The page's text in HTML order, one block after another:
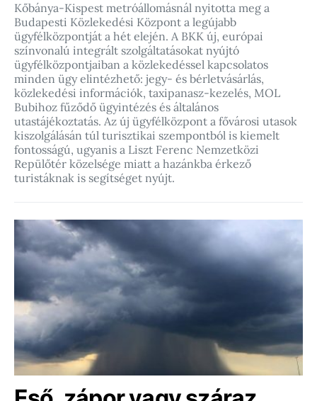
Kőbánya-Kispest metróállomásnál nyitotta meg a
Budapesti Közlekedési Központ a legújabb
ügyfélközpontját a hét elején. A BKK új, európai
színvonalú integrált szolgáltatásokat nyújtó
ügyfélközpontjaiban a közlekedéssel kapcsolatos
minden ügy elintézhető: jegy- és bérletvásárlás,
közlekedési információk, taxipanasz-kezelés, MOL
Bubihoz fűződő ügyintézés és általános
utastájékoztatás. Az új ügyfélközpont a fővárosi utasok
kiszolgálásán túl turisztikai szempontból is kiemelt
fontosságú, ugyanis a Liszt Ferenc Nemzetközi
Repülőtér közelsége miatt a hazánkba érkező
turistáknak is segítséget nyújt.